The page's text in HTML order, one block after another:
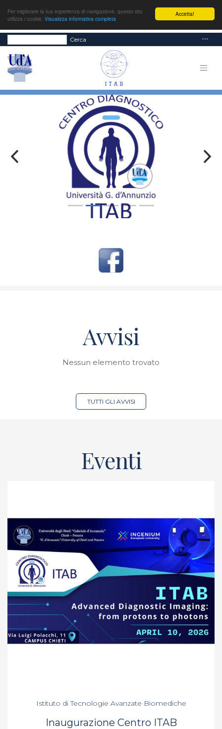
Accetta!
Per migliorare la tua esperienza di navigazione, questo sito
utilizza i cookie. Visualizza informativa completa
Cerca
Avvisi
Nessun elemento trovato
TUTTI GLI AVVISI
Eventi
Istituto di Tecnologie Avanzate Biomediche
Inaugurazione Centro ITAB